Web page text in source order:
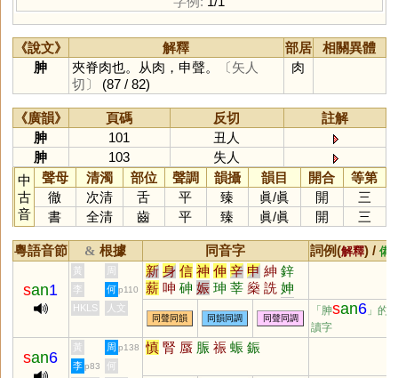
《說文》 解釋 部居
相關異體
胂
夾脊肉也。从肉，申聲。
〔矢人
切〕
(87 / 82)
肉
《廣韻》 頁碼 反切
註解
胂
101
丑人
胂
103
失人
中
古
音
聲母 清濁 部位 聲調 韻攝 韻目 開合
等第
徹
次清 舌 平 臻 眞/眞 開
三
書
全清 齒 平 臻 眞/眞 開 三
粵語音節 & 根據 同音字 詞例(解釋) / 備
san1
黃 周 新 身 信 神 伸 辛 申 紳 鋅
薪 呻 砷 娠 珅 莘 燊 詵 妽
甡 氠 侁 屾 兟 駪 槂 峷 嫀
柛 阠 眒 鯓 籸
李 何 p110
HKLS 人文
同聲同韻 同韻同調 同聲同調
「胂san6 」的
讀字
san6
黃 周 p138 慎 腎 蜃 脤 祳 蜄 鋠
李 p83
何